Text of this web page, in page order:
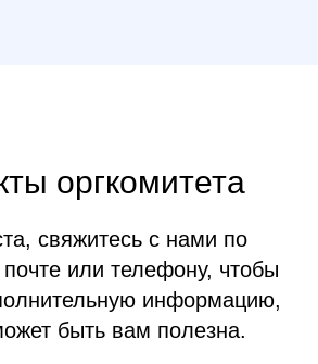
оргкомитета
свяжитесь с нами по
или телефону, чтобы
информацию,
быть вам полезна.